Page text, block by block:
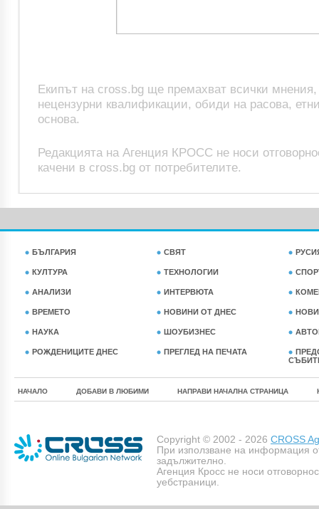
Екипът на cross.bg ще премахват всички
нецензурни квалификации, обиди на расова,
основа.
Редакцията на Агенция КРОСС не носи
качени в cross.bg от потребителите.
БЪЛГАРИЯ СВЯТ
КУЛТУРА ТЕХНОЛОГИИ
АНАЛИЗИ ИНТЕРВЮТА
ВРЕМЕТО НОВИНИ ОТ ДНЕС
НАУКА ШОУБИЗНЕС
РОЖДЕНИЦИТЕ ДНЕС ПРЕГЛЕД НА ПЕЧАТА
НАЧАЛО ДОБАВИ В ЛЮБИМИ НАПРАВИ НАЧАЛНА СТРАНИЦА
Copyright © 2002 - 2026 CROSS
При използване на информация
задължително.
Агенция Кросс не носи
уебстраници.